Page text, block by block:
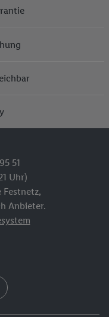
51
Uhr)
Festnetz,
Anbieter.